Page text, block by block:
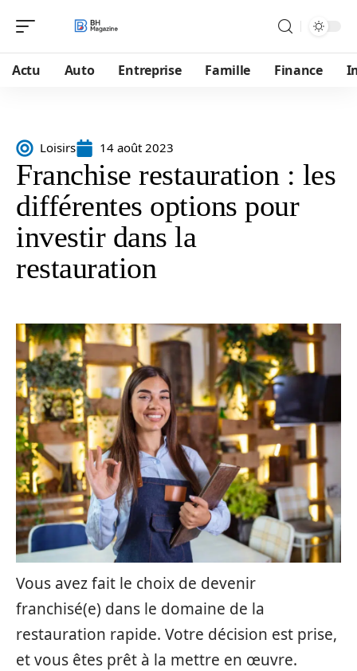
Actu Auto Entreprise Famille Finance
Loisirs 14 août 2023
Franchise restauration : les
différentes options pour
investir dans la
restauration
Vous avez fait le choix de devenir
franchisé(e) dans le domaine de la
restauration rapide. Votre décision est prise,
et vous êtes prêt à la mettre en œuvre.